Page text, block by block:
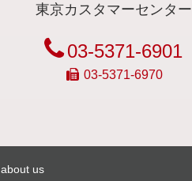
東京カスタマーセンター
03-5371-6901
03-5371-6970
about us